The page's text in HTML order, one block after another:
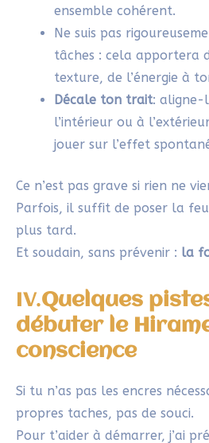
SYLVIE
28/04/2025 À
Merci pour ton message !
Partir d’une simple
créativité et réduit
oser créer sans pression
28/04/2025 À
Je trouve l’idée amusante
plus regarder les tâches
Maintenant, je vais
une histoire même dans
quotidien !